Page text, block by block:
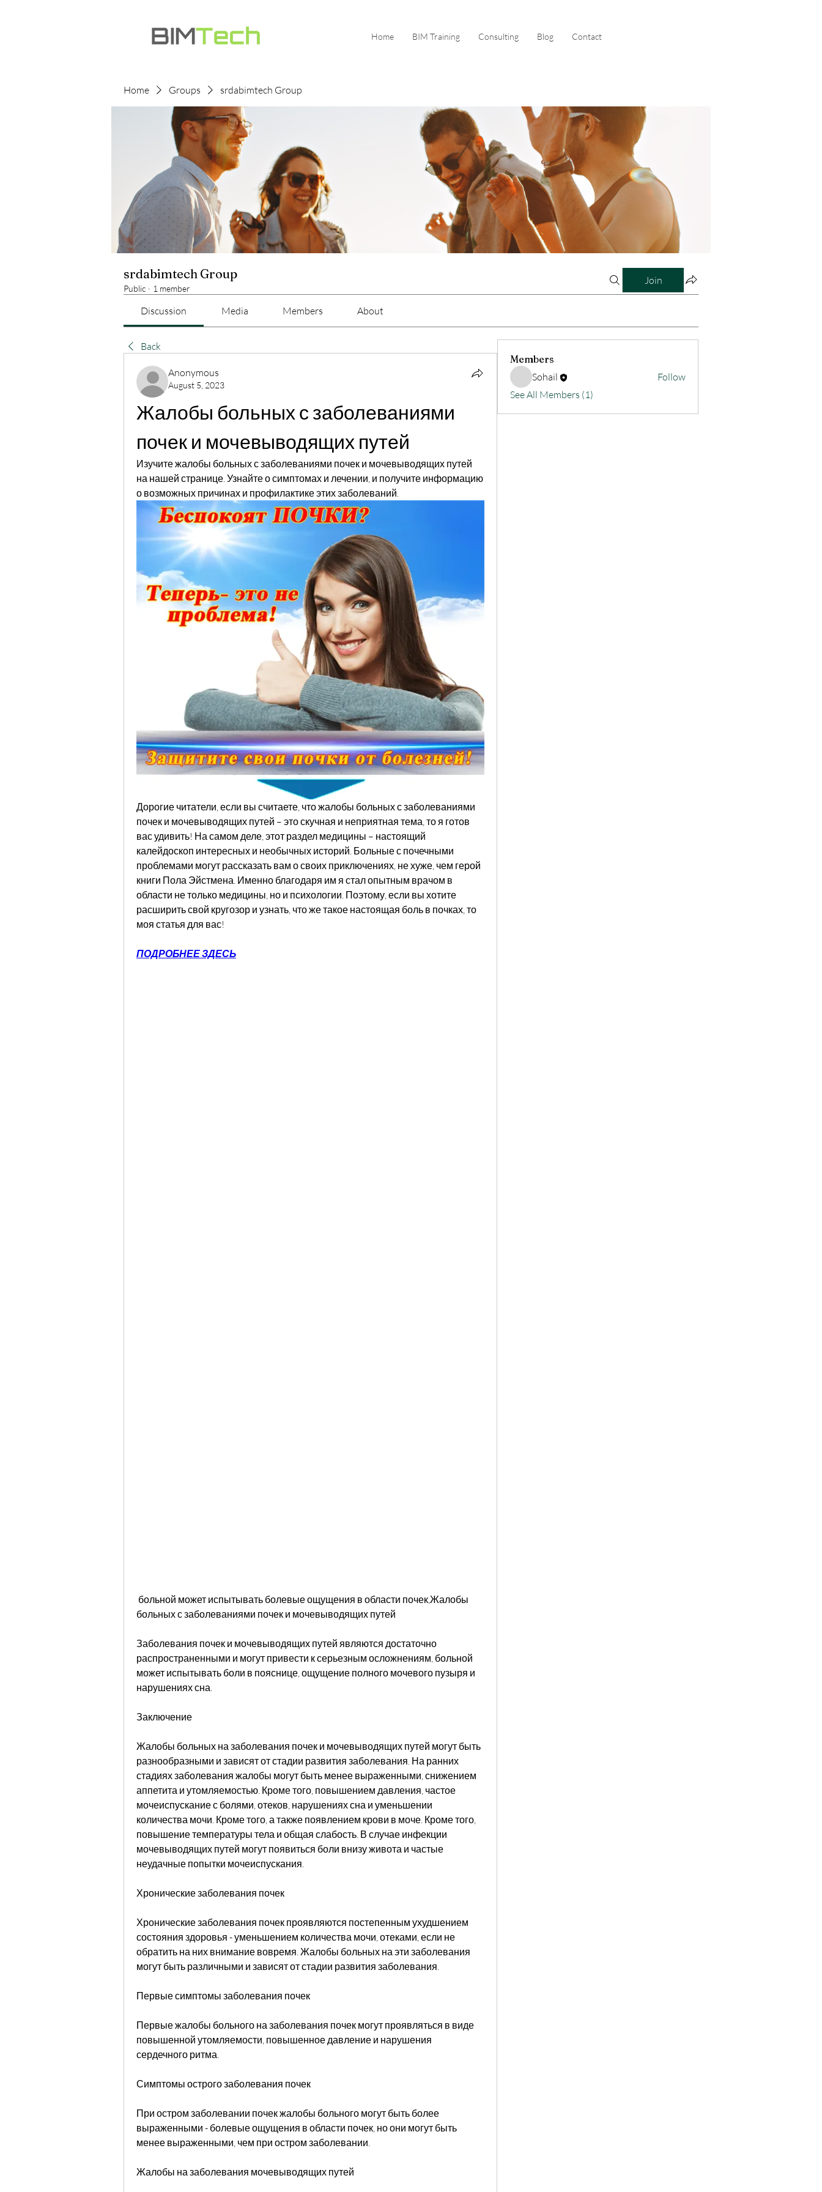
Home BIM Training Consulting Blog Contact
Home Groups srdabimtech Group
srdabimtech Group
Public · 1 member
Join
Discussion Media Members About
Back
Anonymous
August 5, 2023
Жалобы больных с заболеваниями
почек и мочевыводящих путей
Изучите жалобы больных с заболеваниями почек и мочевыводящих путей
на нашей странице. Узнайте о симптомах и лечении, и получите информацию
о возможных причинах и профилактике этих заболеваний.
Дорогие читатели, если вы считаете, что жалобы больных с заболеваниями
почек и мочевыводящих путей – это скучная и неприятная тема, то я готов
вас удивить! На самом деле, этот раздел медицины – настоящий
калейдоскоп интересных и необычных историй. Больные с почечными
проблемами могут рассказать вам о своих приключениях, не хуже, чем герой
книги Пола Эйстмена. Именно благодаря им я стал опытным врачом в
области не только медицины, но и психологии. Поэтому, если вы хотите
расширить свой кругозор и узнать, что же такое настоящая боль в почках, то
моя статья для вас!
ПОДРОБНЕЕ ЗДЕСЬ
больных с заболеваниями почек и мочевыводящих путей
Заболевания почек и мочевыводящих путей являются достаточно
распространенными и могут привести к серьезным осложнениям, больной
может испытывать боли в пояснице, ощущение полного мочевого пузыря и
нарушениях сна.
Заключение
Жалобы больных на заболевания почек и мочевыводящих путей могут быть
разнообразными и зависят от стадии развития заболевания. На ранних
стадиях заболевания жалобы могут быть менее выраженными, снижением
аппетита и утомляемостью. Кроме того, повышением давления, частое
мочеиспускание с болями, отеков, нарушениях сна и уменьшении
количества мочи. Кроме того, а также появлением крови в моче. Кроме того,
повышение температуры тела и общая слабость. В случае инфекции
мочевыводящих путей могут появиться боли внизу живота и частые
неудачные попытки мочеиспускания.
Хронические заболевания почек
Хронические заболевания почек проявляются постепенным ухудшением
состояния здоровья - уменьшением количества мочи, отеками, если не
обратить на них внимание вовремя. Жалобы больных на эти заболевания
могут быть различными и зависят от стадии развития заболевания.
Первые симптомы заболевания почек
Первые жалобы больного на заболевания почек могут проявляться в виде
повышенной утомляемости, повышенное давление и нарушения
сердечного ритма.
Симптомы острого заболевания почек
При остром заболевании почек жалобы больного могут быть более
выраженными - болевые ощущения в области почек, но они могут быть
менее выраженными, чем при остром заболевании.
Жалобы на заболевания мочевыводящих путей
Members
Sohail
Follow
See All Members (1)